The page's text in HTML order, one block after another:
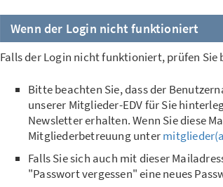
Wenn der Login nicht funktioniert
Falls der Login nicht funktioniert, prüfen
Bitte beachten Sie, dass der
unserer Mitglieder-EDV für Sie
Newsletter erhalten. Wenn Sie diese
Mitgliederbetreuung unter
Falls Sie sich auch mit dieser
"Passwort vergessen" eine neues